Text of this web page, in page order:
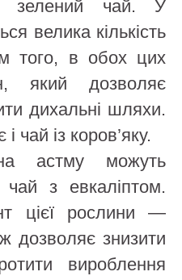
зелений чай. У
велика кількість
того, в обох цих
який дозволяє
дихальні шляхи.
із коров’яку.
астму можуть
з евкаліптом.
цієї рослини —
дозволяє знизити
вироблення